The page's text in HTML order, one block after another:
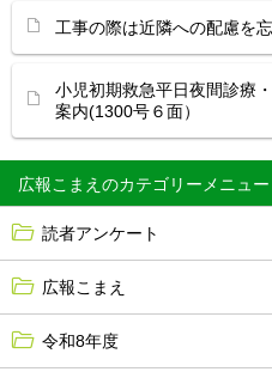
広報こまえ
読者アンケート
広報こまえ
令和8年度
工事の際は近隣への配慮を
小児初期救急平日夜間診療
案内(1300号６面）